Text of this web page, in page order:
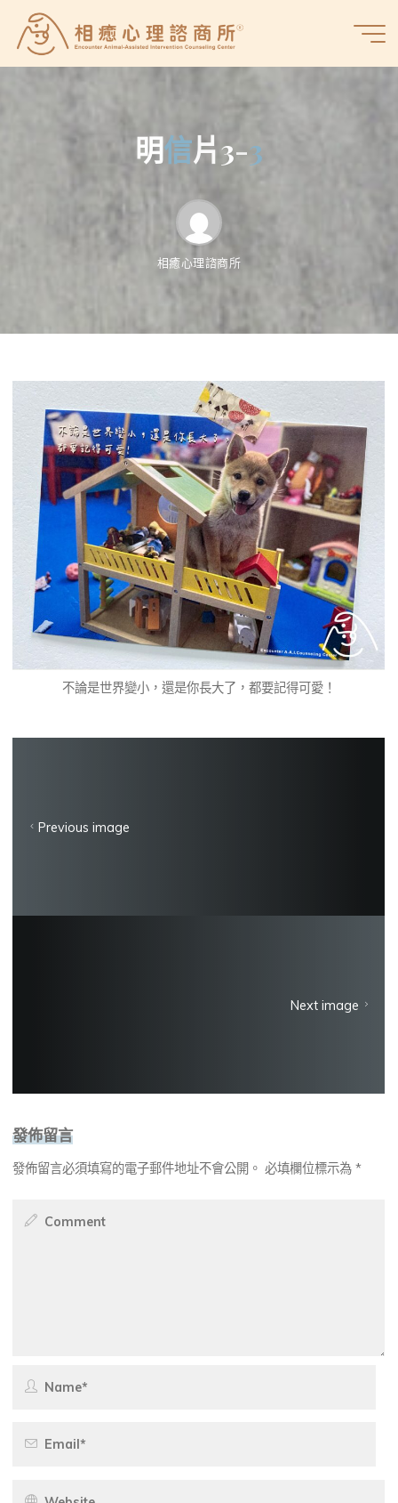
content
癒
商
明信片3-3
3
相癒心理諮商所
不論是世界變小，還是你長大了，都要記得可愛！
Previous image
Next image
發佈留言
發佈留言必須填寫的電子郵件地址不會公開。 必填欄位標示為*